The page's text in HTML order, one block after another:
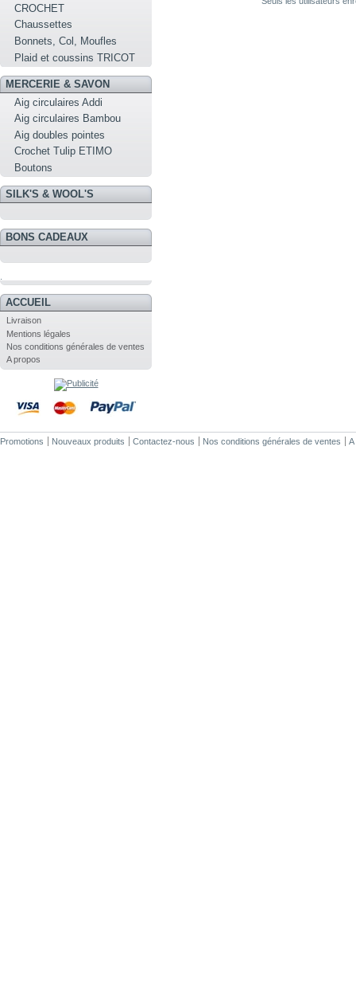
CROCHET
Chaussettes
Bonnets, Col, Moufles
Plaid et coussins TRICOT
MERCERIE & SAVON
Aig circulaires Addi
Aig circulaires Bambou
Aig doubles pointes
Crochet Tulip ETIMO
Boutons
SILK'S & WOOL'S
BONS CADEAUX
ACCUEIL
Livraison
Mentions légales
Nos conditions générales de ventes
A propos
Promotions Nouveaux produits Contactez-nous Nos conditions générales de ventes A